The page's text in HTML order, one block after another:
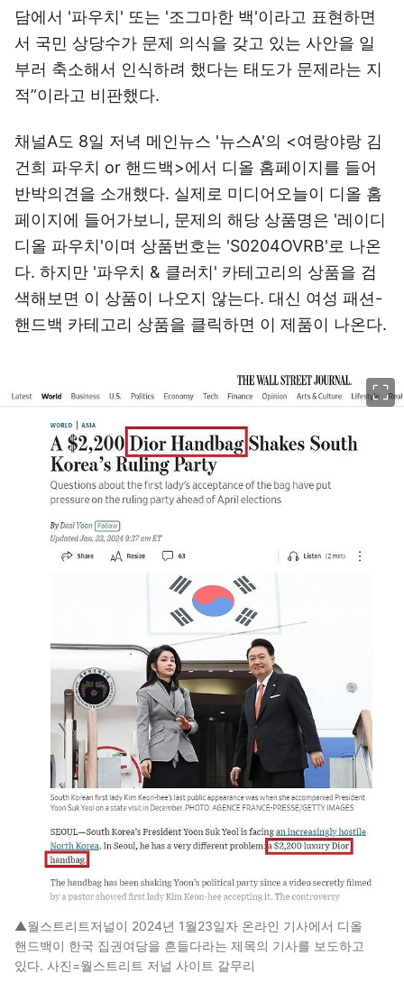
담에서 '파우치' 또는 '조그마한 백'이라고 표현하면
서 국민 상당수가 문제 의식을 갖고 있는 사안을 일
부러 축소해서 인식하려 했다는 태도가 문제라는 지
적”이라고 비판했다.
채널A도 8일 저녁 메인뉴스 '뉴스A'의 <여랑야랑 김
건희 파우치 or 핸드백>에서 디올 홈페이지를 들어
반박의견을 소개했다. 실제로 미디어오늘이 디올 홈
페이지에 들어가보니, 문제의 해당 상품명은 '레이디
디올 파우치'이며 상품번호는 'S0204OVRB'로 나온
다. 하지만 '파우치 & 클러치' 카테고리의 상품을 검
색해보면 이 상품이 나오지 않는다. 대신 여성 패션-
핸드백 카테고리 상품을 클릭하면 이 제품이 나온다.
▲월스트리트저널이 2024년 1월23일자 온라인 기사에서 디올
핸드백이 한국 집권여당을 흔들다라는 제목의 기사를 보도하고
있다. 사진=월스트리트 저널 사이트 갈무리